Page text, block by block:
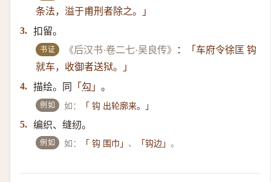
条法，溢于甫刑者除之。」
3. 扣留。
书证 《后汉书·卷二七·吴良传》 ：
「车府令徐匡 钩
就车，收御者送狱。」
4. 描绘。同 「 勾 」 。
例如 如： 「 钩 出轮廓来。」
5. 编织、缝纫。
例如 如： 「 钩 围巾」 、 「钩边」。